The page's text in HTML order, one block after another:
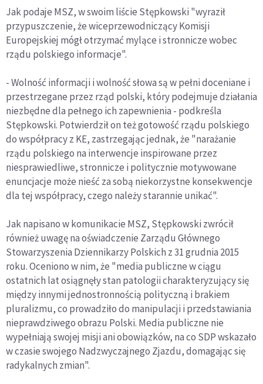
Jak podaje MSZ, w swoim liście Stępkowski "wyraził
przypuszczenie, że wiceprzewodniczący Komisji
Europejskiej mógł otrzymać mylące i stronnicze wobec
rządu polskiego informacje".
- Wolność informacji i wolność słowa są w pełni doceniane i
przestrzegane przez rząd polski, który podejmuje działania
niezbędne dla pełnego ich zapewnienia - podkreśla
Stępkowski. Potwierdził on też gotowość rządu polskiego
do współpracy z KE, zastrzegając jednak, że "narażanie
rządu polskiego na interwencje inspirowane przez
niesprawiedliwe, stronnicze i politycznie motywowane
enuncjacje może nieść za sobą niekorzystne konsekwencje
dla tej współpracy, czego należy starannie unikać".
Jak napisano w komunikacie MSZ, Stępkowski zwrócił
również uwagę na oświadczenie Zarządu Głównego
Stowarzyszenia Dziennikarzy Polskich z 31 grudnia 2015
roku. Oceniono w nim, że "media publiczne w ciągu
ostatnich lat osiągnęły stan patologii charakteryzujący się
między innymi jednostronnością polityczną i brakiem
pluralizmu, co prowadziło do manipulacji i przedstawiania
nieprawdziwego obrazu Polski. Media publiczne nie
wypełniają swojej misji ani obowiązków, na co SDP wskazało
w czasie swojego Nadzwyczajnego Zjazdu, domagając się
radykalnych zmian".